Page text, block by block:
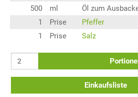
500
ml
Öl zum
1
Prise
Pfeffer
1
Prise Salz
Einkaufsliste